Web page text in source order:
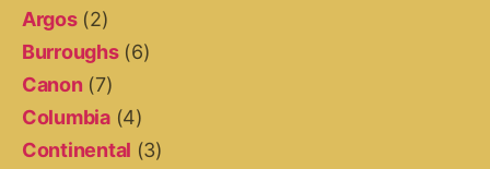
Argos(2)
Burroughs(6)
Canon (7)
Columbia(4)
Continental (3)